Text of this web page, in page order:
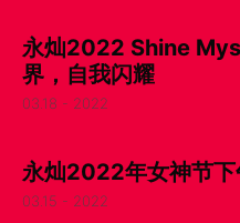
永灿2022 Shine
界，自我闪耀
03.18 - 2022
永灿2022年女神节下
03.15 - 2022